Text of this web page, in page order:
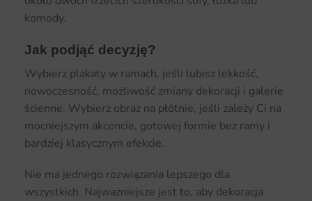
komody.
Jak podjąć decyzję?
Wybierz plakaty w ramach, jeśli lubisz lekkość,
nowoczesność, możliwość zmiany dekoracji i galerie
ścienne. Wybierz obraz na płótnie, jeśli zależy Ci na
mocniejszym akcencie, gotowej formie bez ramy i
bardziej klasycznym efekcie.
Nie ma jednego rozwiązania lepszego dla
wszystkich. Najważniejsze jest to, aby dekoracja